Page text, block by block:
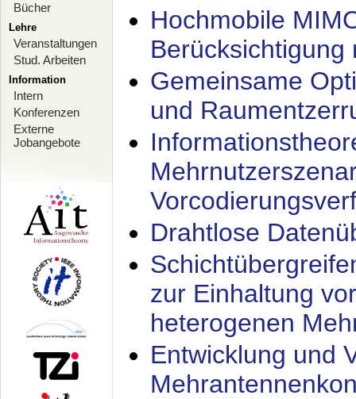
Bücher
Lehre
Veranstaltungen
Stud. Arbeiten
Information
Intern
Konferenzen
Externe
Jobangebote
Hochmobile
Berücksichtigung
Gemeinsame
und
Drahtlose
zur Einhaltung
heterogenen
Entwicklung und